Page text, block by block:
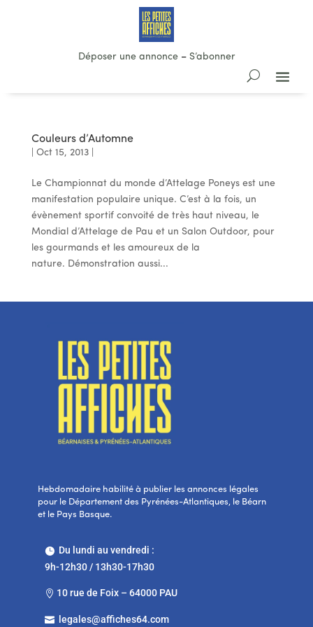
Déposer une annonce– S’abonner
Couleurs d’Automne
Oct 15, 2013|
Le Championnat du monde d’Attelage Poneys est une
manifestation populaire unique. C’est à la fois, un
évènement sportif convoité de très haut niveau, le
Mondial d’Attelage de Pau et un Salon Outdoor, pour
les gourmands et les amoureux de la
nature. Démonstration aussi...
Hebdomadaire habilité à publier les annonces légales
pour le Département des Pyrénées-Atlantiques, le Béarn
et le Pays Basque.
Du lundi au vendredi :
9h-12h30 / 13h30-17h30
 10 rue de Foix – 64000 PAU
 legales@affiches64.com